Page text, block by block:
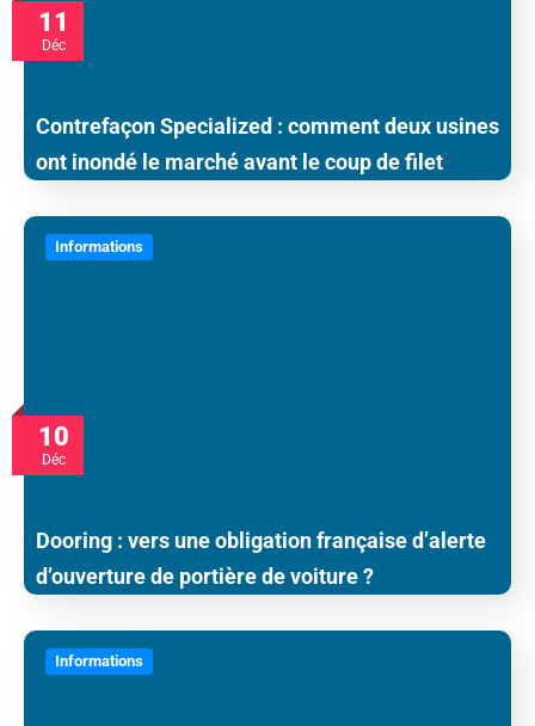
11
Déc
Contrefaçon Specialized : comment deux usines
ont inondé le marché avant le coup de filet
10
Déc
Informations
Dooring : vers une obligation française d’alerte
d’ouverture de portière de voiture ?
Informations